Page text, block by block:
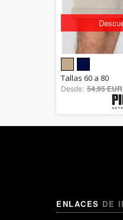
Tallas 60 a 80
Desde: 54,95 EUR
ENLACES DE